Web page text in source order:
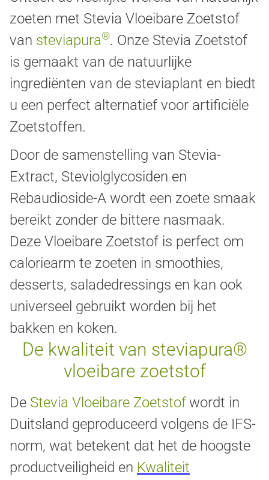
zoeten met Stevia Vloeibare Zoetstof
van steviapura®. Onze Stevia Zoetstof
is gemaakt van de natuurlijke
ingrediënten van de steviaplant en biedt
u een perfect alternatief voor artificiële
Zoetstoffen.
Door de samenstelling van Stevia-
Extract, Steviolglycosiden en
Rebaudioside-A wordt een zoete smaak
bereikt zonder de bittere nasmaak.
Deze Vloeibare Zoetstof is perfect om
caloriearm te zoeten in smoothies,
desserts, saladedressings en kan ook
universeel gebruikt worden bij het
bakken en koken.
De kwaliteit van steviapura®
vloeibare zoetstof
De Stevia Vloeibare Zoetstofwordt in
Duitsland geproduceerd volgens de IFS-
norm, wat betekent dat het de hoogste
productveiligheid en Kwaliteit